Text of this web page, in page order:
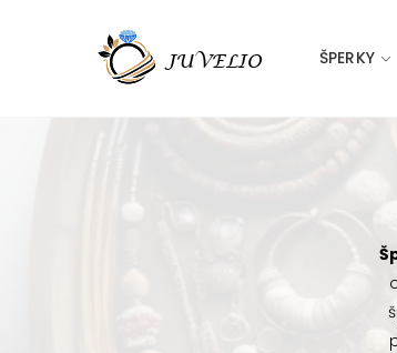
ŠPERKY